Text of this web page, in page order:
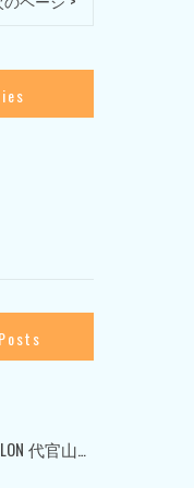
Sketch HAIR SALON 代官山〜美容室ブログ〜